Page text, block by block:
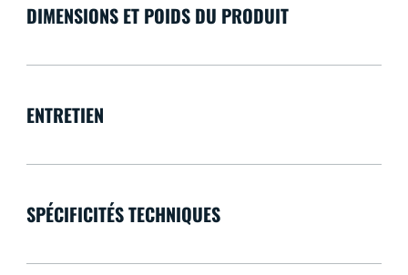
DIMENSIONS ET POIDS DU PRODUIT
ENTRETIEN
SPÉCIFICITÉS TECHNIQUES